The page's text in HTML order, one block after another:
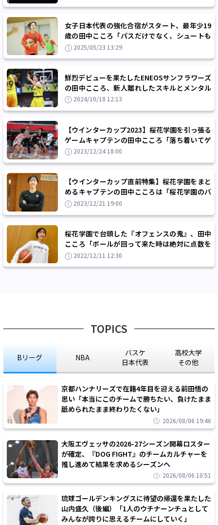
女子日本代表の強化合宿がスタート、最年少19
歳の田中こころ「パスだけでなく、シュートも
あるよと見せていきたい」
2025/05/23 13:29
鮮烈デビューを果たしたENEOSサンフラワーズ
の田中こころ、新人離れしたスキルとメンタル
「コート上で遠慮をすることはないです」
2024/10/18 12:13
【ウインターカップ2023】桜花学園を引っ張る
ゲームキャプテンの田中こころ「落ち着いてゲ
ームメーク」を意識
2023/12/24 18:00
【ウインターカップ直前特集】桜花学園をまと
めるキャプテンの田中こころは「桜花学園のバ
スケを楽しんで継続」して王座奪還を狙う
2023/12/21 19:00
桜花学園で台頭した『オフェンスの鬼』、田中
こころ「ボールが回って来た時は絶対に点数を
決める気持ちで」
2022/12/11 12:30
TOPICS
Bリーグ NBA
バスケ
日本代表
高校大学
その他
京都ハンナリーズで在籍4年目を迎える前田悟の
思い「本当にこのチームで勝ちたい、負けたまま
舐められたまま終わりたくない」
2026/08/06 19:46
大阪エヴェッサの2026-27シーズン開幕ロスター
が確定、『DOG FIGHT』のチームカルチャーを
推し進めて結果を求めるシーズンへ
2026/08/06 10:51
琉球ゴールデンキングスに待望の帰還を果たした
山内盛久（後編）「1人のウチナーンチュとして
みんなが誇りに思えるチームにしていく」